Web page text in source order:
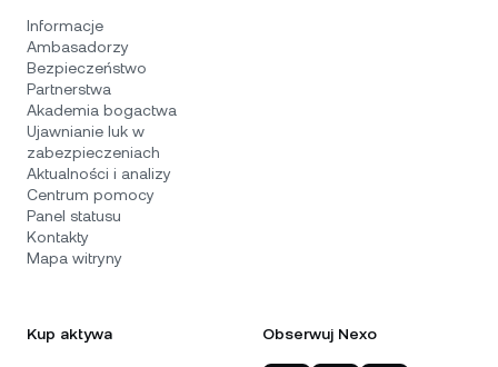
Informacje
Ambasadorzy
Bezpieczeństwo
Partnerstwa
Akademia bogactwa
Ujawnianie luk w
zabezpieczeniach
Aktualności i analizy
Centrum pomocy
Panel statusu
Kontakty
Mapa witryny
Kup aktywa Obserwuj Nexo